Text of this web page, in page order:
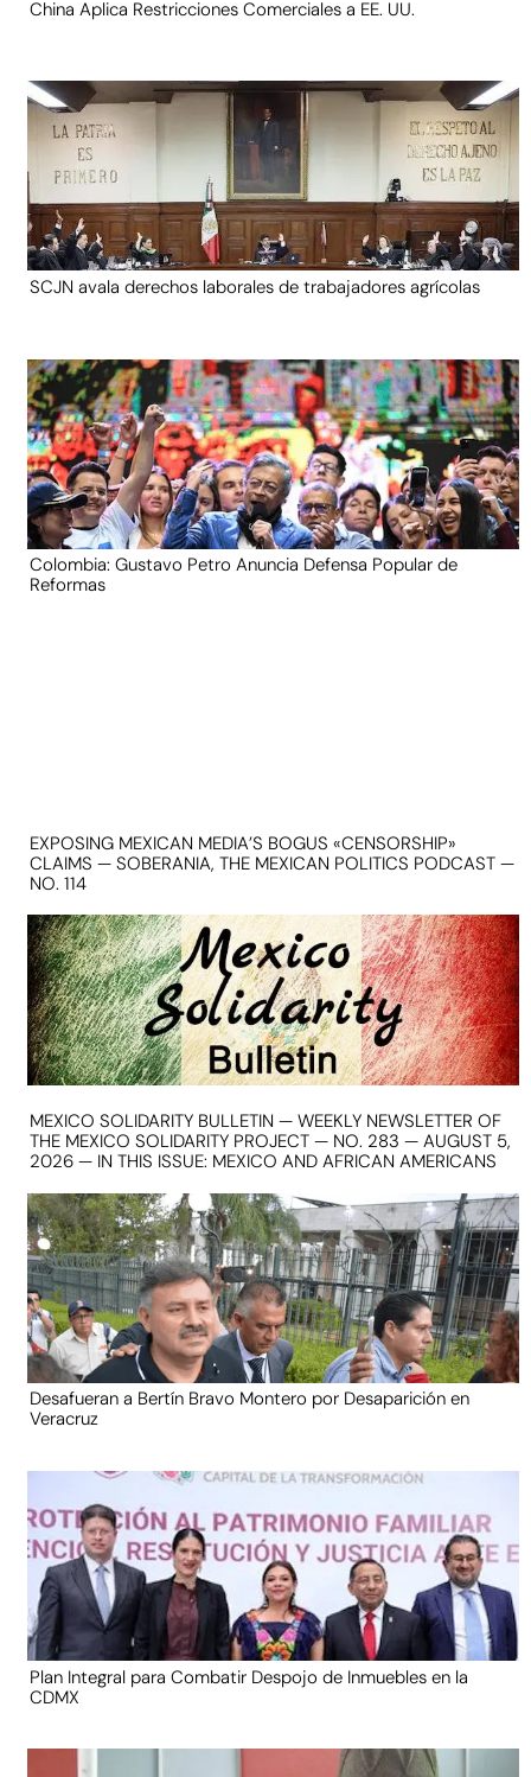
China Aplica Restricciones Comerciales a EE. UU.
SCJN avala derechos laborales de trabajadores agrícolas
Colombia: Gustavo Petro Anuncia Defensa Popular de
Reformas
EXPOSING MEXICAN MEDIA’S BOGUS «CENSORSHIP»
CLAIMS — SOBERANIA, THE MEXICAN POLITICS PODCAST —
NO. 114
MEXICO SOLIDARITY BULLETIN — WEEKLY NEWSLETTER OF
THE MEXICO SOLIDARITY PROJECT — NO. 283 — AUGUST 5,
2026 — IN THIS ISSUE: MEXICO AND AFRICAN AMERICANS
Desafueran a Bertín Bravo Montero por Desaparición en
Veracruz
Plan Integral para Combatir Despojo de Inmuebles en la
CDMX